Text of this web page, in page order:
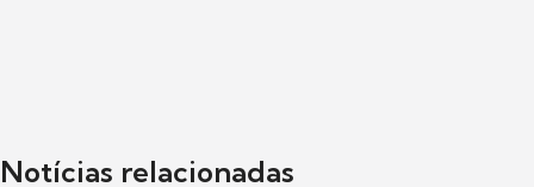
Notícias relacionadas